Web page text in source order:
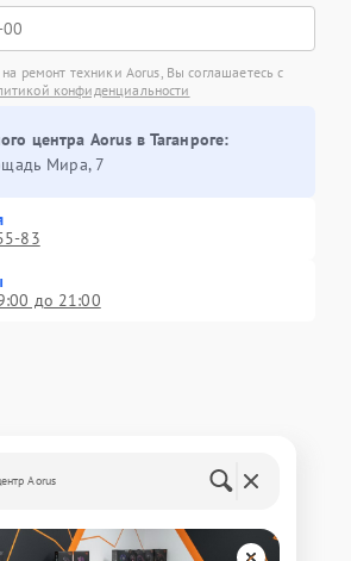
ремонт техники Aorus, Вы соглашаетесь с
конфиденциальности
центра Aorus в Таганроге:
Мира, 7
83
до 21:00
Aorus